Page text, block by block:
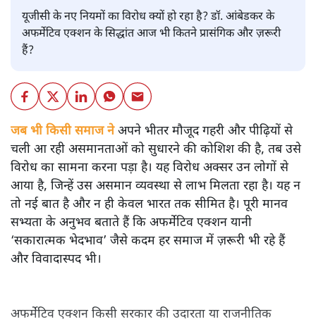
यूजीसी के नए नियमों का विरोध क्यों हो रहा है? डॉ. आंबेडकर के
अफर्मेटिव एक्शन के सिद्धांत आज भी कितने प्रासंगिक और ज़रूरी
हैं?
जब भी किसी समाज नेअपने भीतर मौजूद गहरी और पीढ़ियों से
चली आ रही असमानताओं को सुधारने की कोशिश की है, तब उसे
विरोध का सामना करना पड़ा है। यह विरोध अक्सर उन लोगों से
आया है, जिन्हें उस असमान व्यवस्था से लाभ मिलता रहा है। यह न
तो नई बात है और न ही केवल भारत तक सीमित है। पूरी मानव
सभ्यता के अनुभव बताते हैं कि अफर्मेटिव एक्शन यानी
‘सकारात्मक भेदभाव’ जैसे कदम हर समाज में ज़रूरी भी रहे हैं
और विवादास्पद भी।
अफर्मेटिव एक्शन किसी सरकार की उदारता या राजनीतिक